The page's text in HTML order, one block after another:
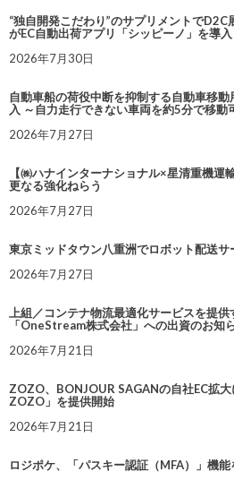
“独自開発こだわり”のサプリメントでD2C
がEC自動出荷アプリ「シッピーノ」を導入
2026年7月30日
自動車船の荷役中断を抑制する自動車移
入 ～自力走行できない車両を約5分で移動
2026年7月27日
【㈱ハナインターナショナル×星清重機運
更なる強化ねらう
2026年7月27日
東京ミッドタウン八重洲でロボット配送サ
2026年7月27日
上組／コンテナ物流最適化サービスを提
「OneStream株式会社」への出資のお知
2026年7月21日
ZOZO、BONJOUR SAGANの自社EC拡
ZOZO」を提供開始
2026年7月21日
ロジポケ、「パスキー認証（MFA）」機能